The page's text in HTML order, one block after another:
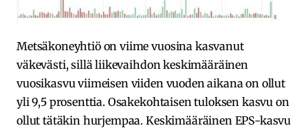
Metsäkoneyhtiö on viime vuosina kasvanut
väkevästi, sillä liikevaihdon keskimääräinen
vuosikasvu viimeisen viiden vuoden aikana on ollut
yli 9,5 prosenttia. Osakekohtaisen tuloksen kasvu on
ollut tätäkin hurjempaa. Keskimääräinen EPS-kasvu